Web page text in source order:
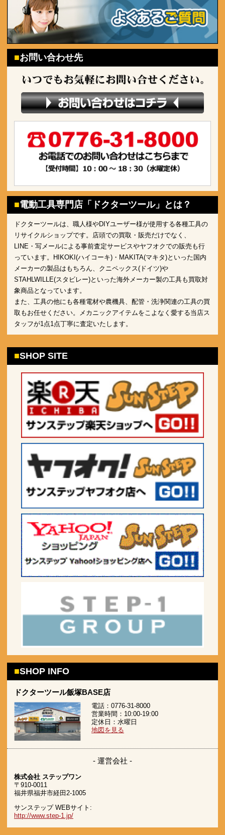
お問い合わせ先
電動工具専門店「ドクターツール」とは？
ドクターツールは、職人様やDIYユーザー様が使用する各種工具の
リサイクルショップです。店頭での買取・販売だけでなく、
LINE・写メールによる事前査定サービスやヤフオクでの販売も行
っています。HIKOKI(ハイコーキ)・MAKITA(マキタ)といった国内
メーカーの製品はもちろん、クニペックス(ドイツ)や
STAHLWILLE(スタビレー)といった海外メーカー製の工具も買取対
象商品となっています。
また、工具の他にも各種電材や農機具、配管・洗浄関連の工具の買
取もお任せください。メカニックアイテムをこよなく愛する当店ス
タッフが1点1点丁寧に査定いたします。
SHOP SITE
SHOP INFO
ドクターツール飯塚BASE店
電話：0776-31-8000
営業時間：10:00-19:00
定休日：水曜日
地図を見る
- 運営会社 -
株式会社 ステップワン
〒910-0011
福井県福井市経田2-1005
サンステップ WEBサイト:
http://www.step-1.jp/